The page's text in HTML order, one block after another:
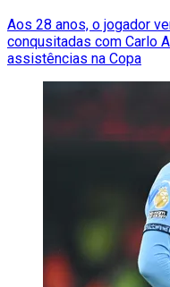
Aos 28 anos, o jogador
conqusitadas com Carlo
assistências na Copa